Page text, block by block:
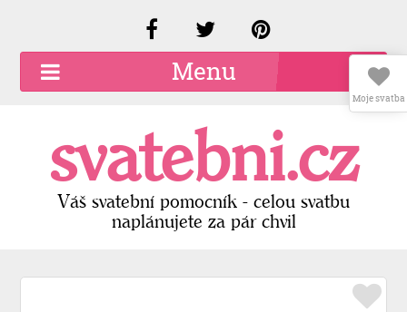
Menu
Kariéra
Kontakty
Přidat firmu
svatebni.cz
Váš svatební pomocník - celou svatbu
naplánujete za pár chvil
Moje svatba